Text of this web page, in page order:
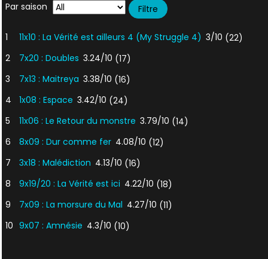
Par saison
1 11x10 : La Vérité est ailleurs 4 (My Struggle 4) 3/10 (22)
2
7x20 : Doubles 3.24/10 (17)
3
7x13 : Maitreya 3.38/10 (16)
4
1x08 : Espace 3.42/10 (24)
5
11x06 : Le Retour du monstre 3.79/10 (14)
6
8x09 : Dur comme fer 4.08/10 (12)
7
3x18 : Malédiction 4.13/10 (16)
8
9x19/20 : La Vérité est ici 4.22/10 (18)
9
7x09 : La morsure du Mal 4.27/10 (11)
10 9x07 : Amnésie 4.3/10 (10)